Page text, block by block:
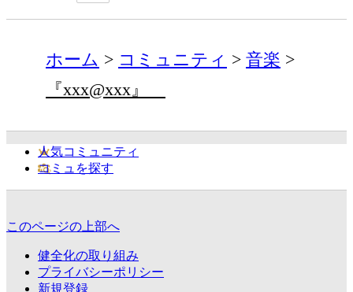
ホーム コミュニティ
音楽
『xxx@xxx』
人気コミュニティ
コミュを探す
このページの上部へ
健全化の取り組み
プライバシーポリシー
新規登録